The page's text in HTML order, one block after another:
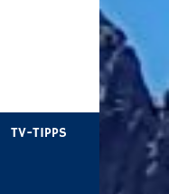
TV-TIPPS